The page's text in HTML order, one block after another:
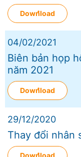
Download
04/02/2021
Biên bản họp
năm 2021
Download
29/12/2020
Thay đổi nhân